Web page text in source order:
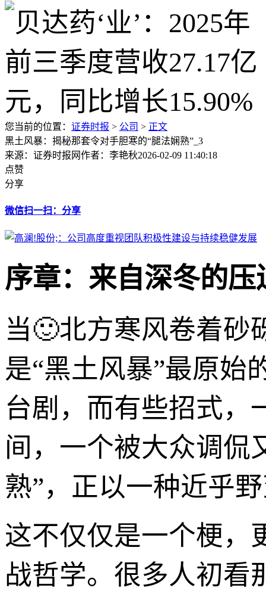
您当前的位置： 证券时报 > 公司 > 正文
黑土风暴：揭秘那套令对手胆寒的“腿法娴熟”_3
来源：证券时报网作者：李艳秋2026-02-09 11:40:18
点赞
分享
微信扫一扫：分享
序章：来自深冬的压
当🙂北方寒风卷着砂
是“黑土风暴”最原始
台剧，而有些招式，
间，一个被大众调
熟”，正以一种近乎
这不仅仅是一个梗，
战哲学。很多人初看